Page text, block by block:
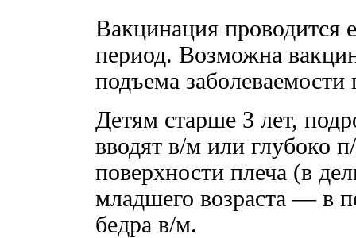
Вакцинация проводится
период. Возможна
подъема заболеваемости
Детям старше 3 лет,
вводят в/м или глубоко
поверхности плеча (в
младшего возраста — в
бедра в/м.